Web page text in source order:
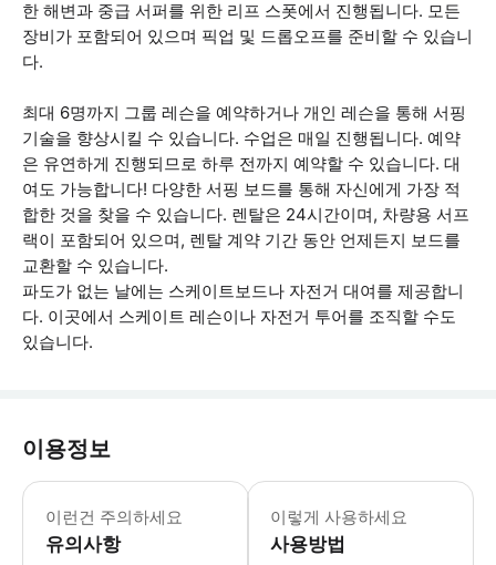
한 해변과 중급 서퍼를 위한 리프 스폿에서 진행됩니다. 모든
장비가 포함되어 있으며 픽업 및 드롭오프를 준비할 수 있습니
다.
최대 6명까지 그룹 레슨을 예약하거나 개인 레슨을 통해 서핑
기술을 향상시킬 수 있습니다. 수업은 매일 진행됩니다. 예약
은 유연하게 진행되므로 하루 전까지 예약할 수 있습니다. 대
여도 가능합니다! 다양한 서핑 보드를 통해 자신에게 가장 적
합한 것을 찾을 수 있습니다. 렌탈은 24시간이며, 차량용 서프
랙이 포함되어 있으며, 렌탈 계약 기간 동안 언제든지 보드를
교환할 수 있습니다.
파도가 없는 날에는 스케이트보드나 자전거 대여를 제공합니
다. 이곳에서 스케이트 레슨이나 자전거 투어를 조직할 수도
있습니다.
이용정보
이런건 주의하세요
유의사항
* 소요시간 : 180분 (옵션에 따라 소요
이렇게 사용하세요
사용방법